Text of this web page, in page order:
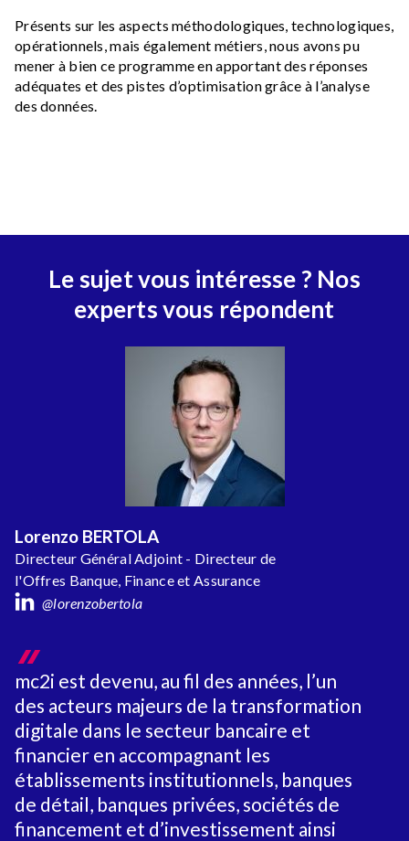
Présents sur les aspects méthodologiques, technologiques,
opérationnels, mais également métiers, nous avons pu
mener à bien ce programme en apportant des réponses
adéquates et des pistes d’optimisation grâce à l’analyse
des données.
Le sujet vous intéresse ? Nos
experts vous répondent
Lorenzo BERTOLA
Directeur Général Adjoint - Directeur de
l'Offres Banque, Finance et Assurance
@lorenzobertola
mc2i est devenu, au fil des années, l’un
des acteurs majeurs de la transformation
digitale dans le secteur bancaire et
financier en accompagnant les
établissements institutionnels, banques
de détail, banques privées, sociétés de
financement et d’investissement ainsi